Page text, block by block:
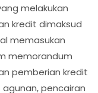
melakukan
kredit dimaksud
memasukan
memorandum
pemberian kredit
pencairan